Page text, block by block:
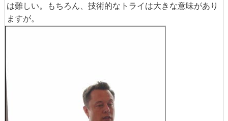
は難しい。もちろん、技術的なトライは大きな意味があり
ますが。